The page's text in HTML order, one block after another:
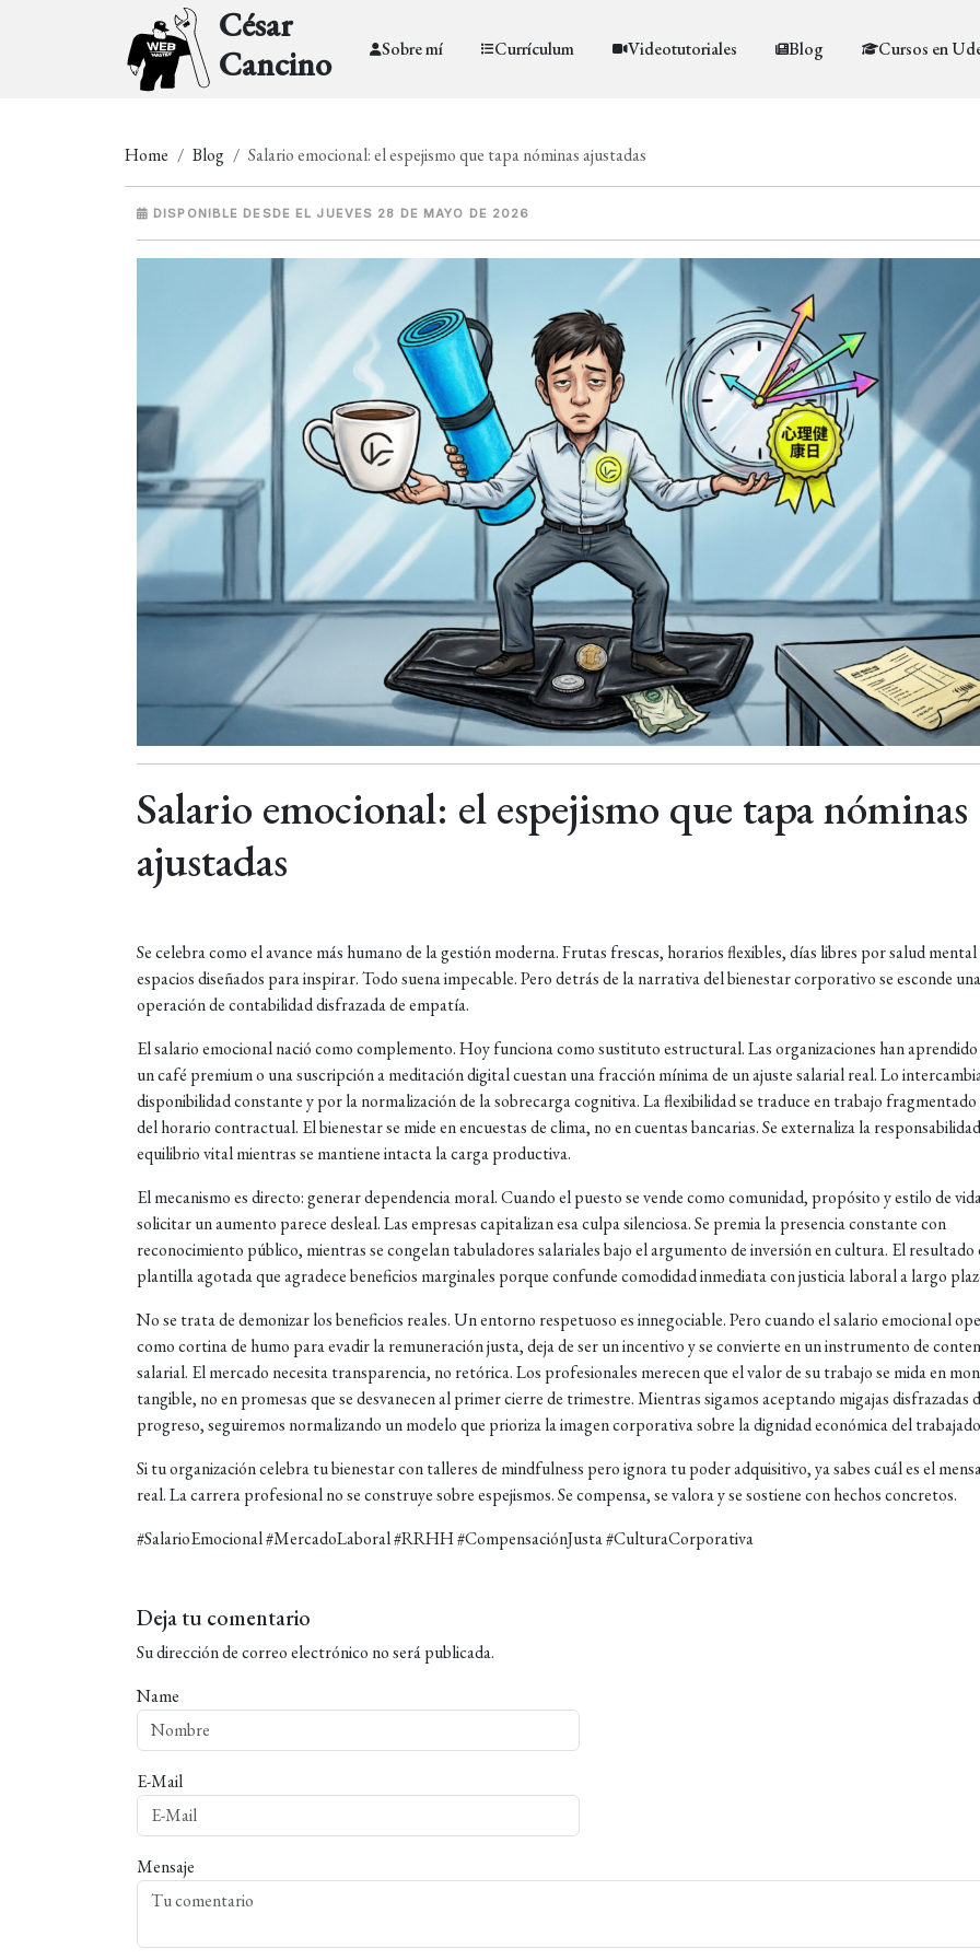
César
Cancino
Sobre mí Currículum Videotutoriales Blog Cursos en
Home Blog Salario emocional: el espejismo que tapa nóminas ajustadas
DISPONIBLE DESDE EL JUEVES 28 DE MAYO DE 2026
Salario emocional: el espejismo que tapa nóminas
ajustadas
Se celebra como el avance más humano de la gestión moderna. Frutas frescas, horarios flexibles, días libres por salud mental
espacios diseñados para inspirar. Todo suena impecable. Pero detrás de la narrativa del bienestar corporativo se esconde una
operación de contabilidad disfrazada de empatía.
El salario emocional nació como complemento. Hoy funciona como sustituto estructural. Las organizaciones han
un café premium o una suscripción a meditación digital cuestan una fracción mínima de un ajuste salarial real. Lo
disponibilidad constante y por la normalización de la sobrecarga cognitiva. La flexibilidad se traduce en trabajo
del horario contractual. El bienestar se mide en encuestas de clima, no en cuentas bancarias. Se externaliza la
equilibrio vital mientras se mantiene intacta la carga productiva.
El mecanismo es directo: generar dependencia moral. Cuando el puesto se vende como comunidad, propósito y estilo de
solicitar un aumento parece desleal. Las empresas capitalizan esa culpa silenciosa. Se premia la presencia constante con
reconocimiento público, mientras se congelan tabuladores salariales bajo el argumento de inversión en cultura. El resultado
plantilla agotada que agradece beneficios marginales porque confunde comodidad inmediata con justicia laboral a largo
No se trata de demonizar los beneficios reales. Un entorno respetuoso es innegociable. Pero cuando el salario emocional
como cortina de humo para evadir la remuneración justa, deja de ser un incentivo y se convierte en un instrumento de
salarial. El mercado necesita transparencia, no retórica. Los profesionales merecen que el valor de su trabajo se mida en
tangible, no en promesas que se desvanecen al primer cierre de trimestre. Mientras sigamos aceptando migajas disfrazadas
progreso, seguiremos normalizando un modelo que prioriza la imagen corporativa sobre la dignidad económica del
Si tu organización celebra tu bienestar con talleres de mindfulness pero ignora tu poder adquisitivo, ya sabes cuál es el
real. La carrera profesional no se construye sobre espejismos. Se compensa, se valora y se sostiene con hechos concretos.
#SalarioEmocional #MercadoLaboral #RRHH #CompensaciónJusta #CulturaCorporativa
Deja tu comentario
Su dirección de correo electrónico no será publicada.
Name
E-Mail
Mensaje